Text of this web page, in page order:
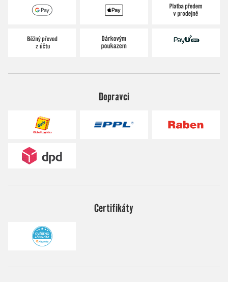
Dopravci
Certifikáty